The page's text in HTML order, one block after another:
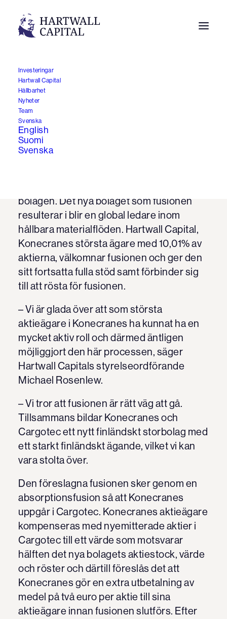
Investeringar
Hartwall Capital
Hållbarhet
Nyheter
Team
Svenska
English
Suomi
Svenska
Hartwall Capital stöder
Konecranes och
Cargotecs fusion
1.10.2020
bolagen. Det nya bolaget som fusionen
resulterar i blir en global ledare inom
hållbara materialflöden. Hartwall Capital,
Konecranes största ägare med 10,01% av
aktierna, välkomnar fusionen och ger den
sitt fortsatta fulla stöd samt förbinder sig
till att rösta för fusionen.
– Vi är glada över att som största
aktieägare i Konecranes ha kunnat ha en
mycket aktiv roll och därmed äntligen
möjliggjort den här processen, säger
Hartwall Capitals styrelseordförande
Michael Rosenlew.
– Vi tror att fusionen är rätt väg att gå.
Tillsammans bildar Konecranes och
Cargotec ett nytt finländskt storbolag med
ett starkt finländskt ägande, vilket vi kan
vara stolta över.
Den föreslagna fusionen sker genom en
absorptionsfusion så att Konecranes
uppgår i Cargotec. Konecranes aktieägare
kompenseras med nyemitterade aktier i
Cargotec till ett värde som motsvarar
hälften det nya bolagets aktiestock, värde
och röster och därtill föreslås det att
Konecranes gör en extra utbetalning av
medel på två euro per aktie till sina
aktieägare innan fusionen slutförs. Efter